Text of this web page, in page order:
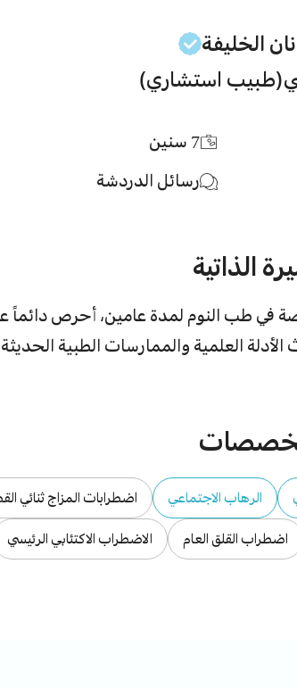
الخليفة
(طبيب استشاري)
7 سنين
رسائل الدردشة
الذاتية
في طب النوم لمدة عامين، أحرص دائماً
العلمية والممارسات الطبية الحديثة
الرهاب الاجتماعي اضطرابات المزاج ثنائي
اضطراب القلق العام الاضطراب الاكتئابي الرئيسي